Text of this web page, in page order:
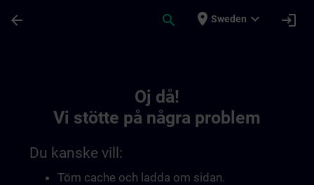
arrow_back search place Sweden expand_more login
Oj då!
Vi stötte på några problem
Du kanske vill:
Töm cache och ladda om sidan.